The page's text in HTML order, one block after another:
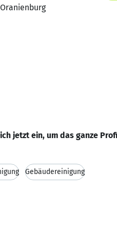
jetzt ein, um das ganze
Gebäudereinigung